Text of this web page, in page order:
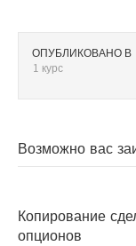
ОПУБЛИКОВАНО В
1 курс
Возможно вас
Копирование
опционов